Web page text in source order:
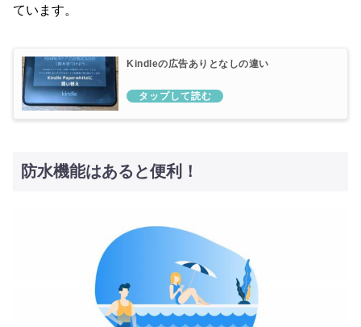
ています。
Kindleの広告ありとなしの違い
防水機能はあると便利！